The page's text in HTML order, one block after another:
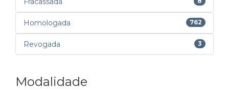
Homologada 762
Revogada 3
Modalidade